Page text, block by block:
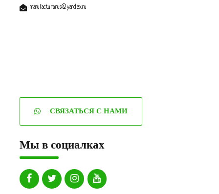
manufacturarus@yandex.ru
СВЯЗАТЬСЯ С НАМИ
Мы в социалках